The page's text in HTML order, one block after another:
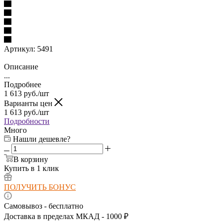
Артикул: 5491
Описание
...
Подробнее
1 613 руб./шт
Варианты цен
1 613 руб./шт
Подробности
Много
Нашли дешевле?
В корзину
Купить в 1 клик
ПОЛУЧИТЬ БОНУС
Самовывоз - бесплатно
Доставка в пределах МКАД - 1000 ₽